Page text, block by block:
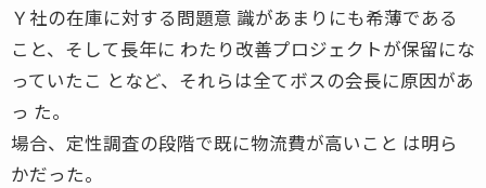
Ｙ社の在庫に対する問題意 識があまりにも希薄である
こと、そして長年に わたり改善プロジェクトが保留にな
っていたこ となど、それらは全てボスの会長に原因があ
っ た。
場合、定性調査の段階で既に物流費が高いこと は明ら
かだった。